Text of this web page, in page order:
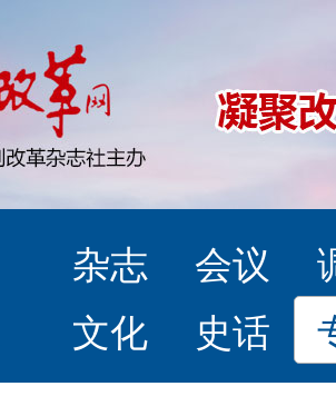
杂志 会议
文化
史话